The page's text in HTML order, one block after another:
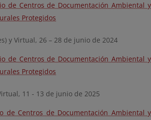
de Centros de Documentación Ambiental y
Protegidos
y Virtual, 26 – 28 de junio de 2024
de Centros de Documentación Ambiental y
Protegidos
11 - 13 de junio de 2025
de Centros de Documentación Ambiental y